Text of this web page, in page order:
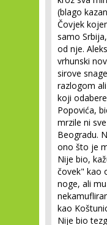
(blago
Čovjek
samo
od nje.
vrhunski
sirove
razlogom
koji
Popovića,
mrzile ni
Beogradu.
ono što je
Nije bio,
čovek" kao
noge, ali
kao
Nije bio